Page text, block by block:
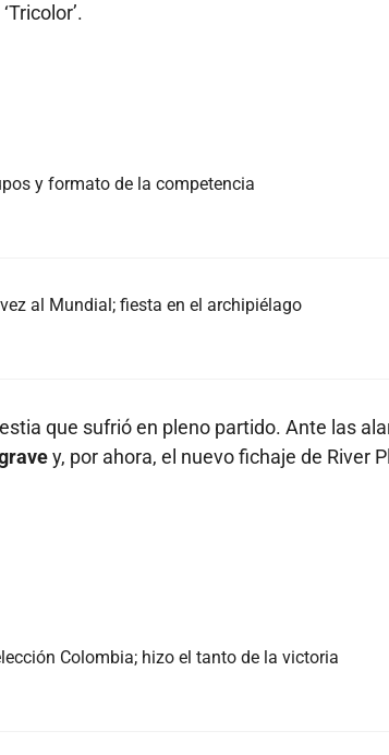
y formato de la competencia
al Mundial; fiesta en el archipiélago
que sufrió en pleno partido. Ante las
y, por ahora, el nuevo fichaje de River
Colombia; hizo el tanto de la victoria